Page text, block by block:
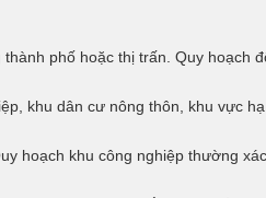
phố hoặc thị trấn. Quy hoạch
khu dân cư nông thôn, khu vực
hoạch khu công nghiệp thường